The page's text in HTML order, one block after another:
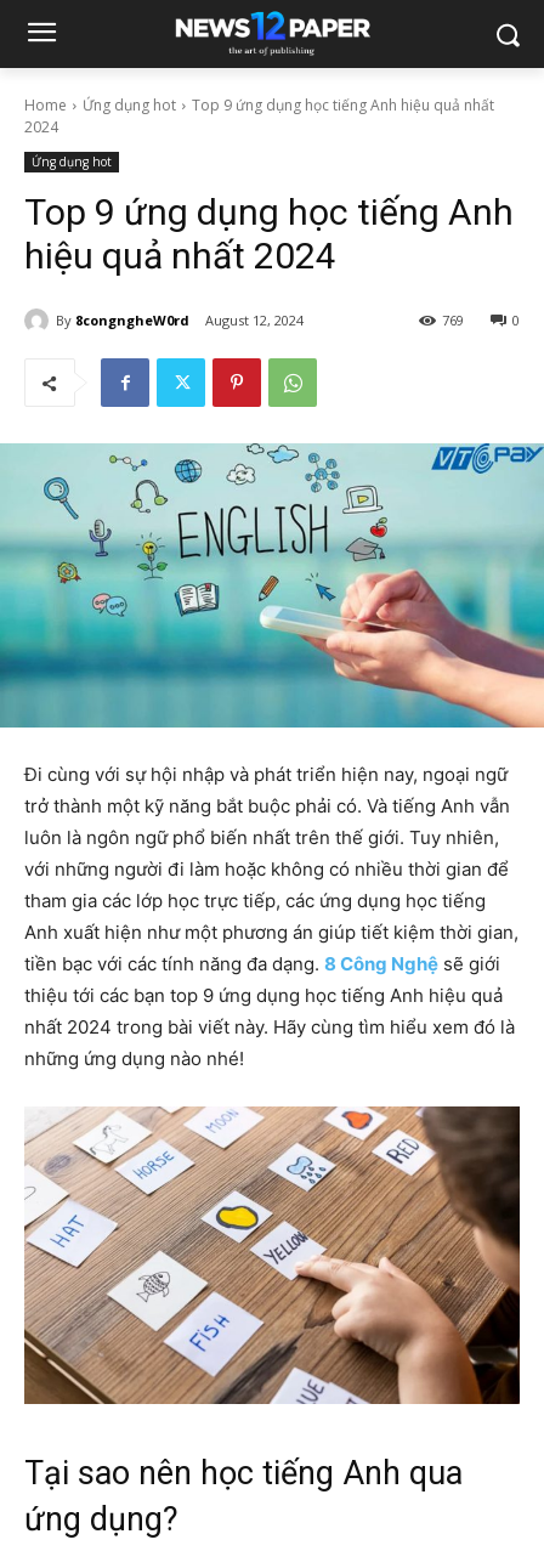
Home Ứng dụng hot
Top 9 ứng dụng học tiếng Anh hiệu quả nhất
2024
Ứng dụng hot
Top 9 ứng dụng học tiếng Anh
hiệu quả nhất 2024
By 8congngheW0rd August 12, 2024 0
769
Đi cùng với sự hội nhập và phát triển hiện nay, ngoại ngữ
trở thành một kỹ năng bắt buộc phải có. Và tiếng Anh vẫn
luôn là ngôn ngữ phổ biến nhất trên thế giới. Tuy nhiên,
với những người đi làm hoặc không có nhiều thời gian để
tham gia các lớp học trực tiếp, các ứng dụng học tiếng
Anh xuất hiện như một phương án giúp tiết kiệm thời gian,
tiền bạc với các tính năng đa dạng. 8 Công Nghệ sẽ giới
thiệu tới các bạn top 9 ứng dụng học tiếng Anh hiệu quả
nhất 2024 trong bài viết này. Hãy cùng tìm hiểu xem đó là
những ứng dụng nào nhé!
Tại sao nên học tiếng Anh qua
ứng dụng?